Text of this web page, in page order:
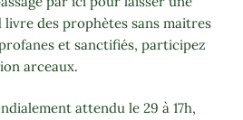
livre des prophètes sans maitres
et sanctifiés, participez
arceaux.
attendu le 29 à 17h,